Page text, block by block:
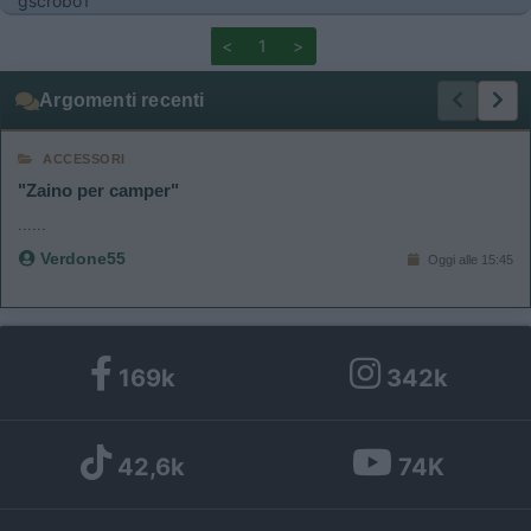
< 1 >
Argomenti recenti
ACCESSORI
"Zaino per camper"
......
Verdone55 Oggi alle 15:45
169k 342k
42,6k 74K